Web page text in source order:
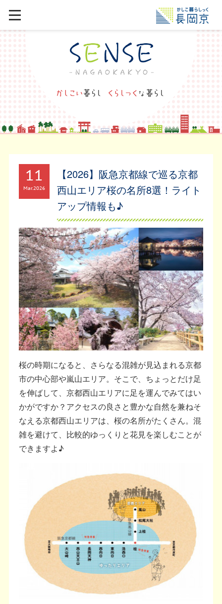
11
Mar2026
【2026】阪急京都線で巡る京都
西山エリア桜の名所8選！ライト
アップ情報も♪
桜の時期になると、さらなる混雑が見込まれる京都
市の中心部や嵐山エリア。そこで、ちょっとだけ足
を伸ばして、京都西山エリアに足を運んでみてはい
かがですか？アクセスの良さと豊かな自然を兼ねそ
なえる京都西山エリアは、桜の名所がたくさん。混
雑を避けて、比較的ゆっくりと花見を楽しむことが
できますよ♪